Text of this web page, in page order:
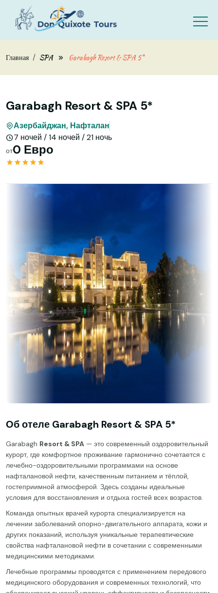
Skip to main content
Главная SPA Garabagh Resort & SPA 5*
Garabagh Resort & SPA 5*
Азербайджан, Нафталан
7 ночей / 14 ночей / 21 ночь
от0 Евро
Об отеле Garabagh Resort & SPA 5*
Garabagh Resort & SPA — это современный оздоровительный
курорт, где комфортное проживание гармонично сочетается с
лечебно-оздоровительными программами на основе
нафталановой нефти, качественным питанием и тёплой,
гостеприимной атмосферой. Здесь созданы идеальные
условия для восстановления и отдыха гостей всех возрастов.
Команда опытных врачей курорта специализируется на
лечении заболеваний опорно-двигательного аппарата, кожи и
других показаний, используя уникальные терапевтические
свойства нафталановой нефти в сочетании с современными
медицинскими методиками.
Лечебные программы проводятся с применением передового
медицинского оборудования и современных технологий, что